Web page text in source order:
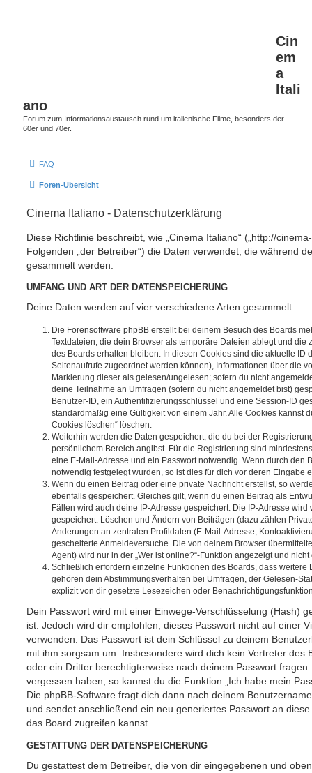
Cin
em
a
Itali
ano
Forum zum Informationsaustausch rund um italienische Filme, besonders der
60er und 70er.
FAQ
Foren-Übersicht
Cinema Italiano - Datenschutzerklärung
Diese Richtlinie beschreibt, wie „Cinema Italiano“ („http://
Folgenden „der Betreiber“) die Daten verwendet, die während
gesammelt werden.
UMFANG UND ART DER DATENSPEICHERUNG
Deine Daten werden auf vier verschiedene Arten gesammelt:
Die Forensoftware phpBB erstellt bei deinem Besuch des Boards
Textdateien, die dein Browser als temporäre Dateien ablegt und die
des Boards erhalten bleiben. In diesen Cookies sind die aktuelle ID
Seitenaufrufe zugeordnet werden können), Informationen über die
Markierung dieser als gelesen/ungelesen; sofern du nicht
deine Teilnahme an Umfragen (sofern du nicht angemeldet bist)
Benutzer-ID, ein Authentifizierungsschlüssel und eine Session-ID
standardmäßig eine Gültigkeit von einem Jahr. Alle Cookies kannst
Cookies löschen“ löschen.
Weiterhin werden die Daten gespeichert, die du bei der
persönlichem Bereich angibst. Für die Registrierung sind
eine E-Mail-Adresse und ein Passwort notwendig. Wenn durch den
notwendig festgelegt wurden, so ist dies für dich vor deren Eingabe
Wenn du einen Beitrag oder eine private Nachricht erstellst, so
ebenfalls gespeichert. Gleiches gilt, wenn du einen Beitrag als
Fällen wird auch deine IP-Adresse gespeichert. Die IP-Adresse
gespeichert: Löschen und Ändern von Beiträgen (dazu zählen
Änderungen an zentralen Profildaten (E-Mail-Adresse,
gescheiterte Anmeldeversuche. Die von deinem Browser
Agent) wird nur in der „Wer ist online?“-Funktion angezeigt und
Schließlich erfordern einzelne Funktionen des Boards, dass weitere
gehören dein Abstimmungsverhalten bei Umfragen, der Gelesen-
explizit von dir gesetzte Lesezeichen oder
Dein Passwort wird mit einer Einwege-Verschlüsselung (Hash)
ist. Jedoch wird dir empfohlen, dieses Passwort nicht auf einer
verwenden. Das Passwort ist dein Schlüssel zu deinem
mit ihm sorgsam um. Insbesondere wird dich kein Vertreter des
oder ein Dritter berechtigterweise nach deinem Passwort
vergessen haben, so kannst du die Funktion „Ich habe mein
Die phpBB-Software fragt dich dann nach deinem
und sendet anschließend ein neu generiertes Passwort an
das Board zugreifen kannst.
GESTATTUNG DER DATENSPEICHERUNG
Du gestattest dem Betreiber, die von dir eingegebenen und